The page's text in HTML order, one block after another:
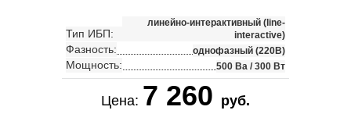
Тип ИБП:
линейно-интерактивный (line-
interactive)
Фазность: однофазный (220В)
Мощность: 500 Ва / 300 Вт
Цена: 7 260 руб.